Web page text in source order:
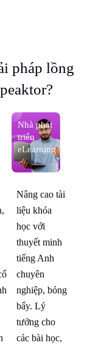
pháp lồng
Nhà phát
triển
eLearning
Nâng cao tài
liệu khóa
học với
thuyết minh
tiếng Anh
chuyên
nghiệp, bóng
bẩy. Lý
tưởng cho
các bài học,